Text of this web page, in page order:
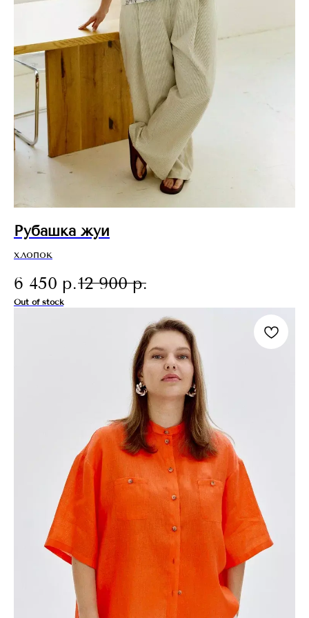
Рубашка жуи
хлопок
6 450 р.12 900 р.
Out of stock